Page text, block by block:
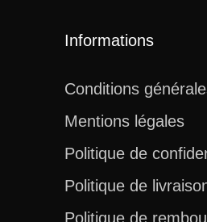
Informations
Conditions
Mentions légales
Politique de
Politique de
Politique de